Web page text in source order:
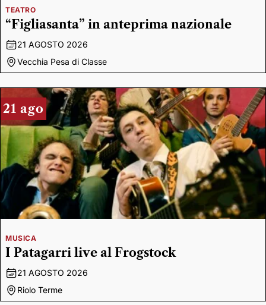
TEATRO
“Figliasanta” in anteprima nazionale
21 AGOSTO 2026
Vecchia Pesa di Classe
21 ago
MUSICA
I Patagarri live al Frogstock
21 AGOSTO 2026
Riolo Terme